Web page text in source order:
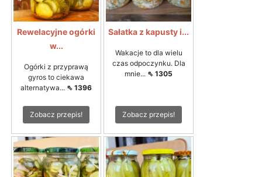
Rewelacyjne ogórki
w...
Ogórki z przyprawą
gyros to ciekawa
alternatywa... ⇖ 1396
Zobacz przepis!
Sałatka z kapusty i...
Wakacje to dla wielu
czas odpoczynku. Dla
mnie... ⇖ 1305
Zobacz przepis!